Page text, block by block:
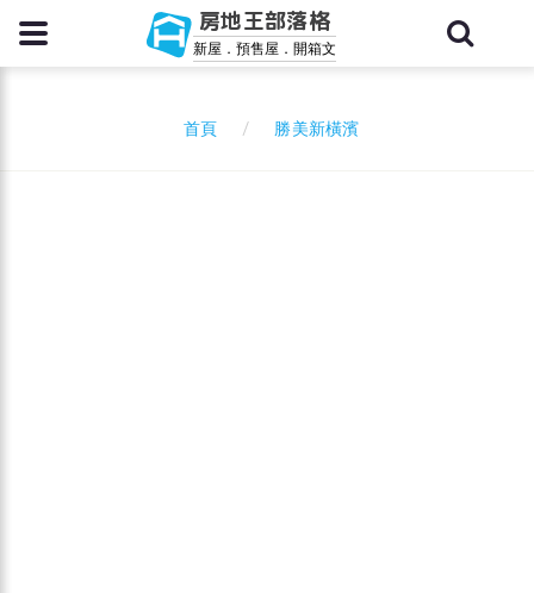
房地王部落格
新屋．預售屋．開箱文
首頁 勝美新橫濱